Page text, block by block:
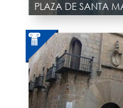
PLAZA DE SANTA